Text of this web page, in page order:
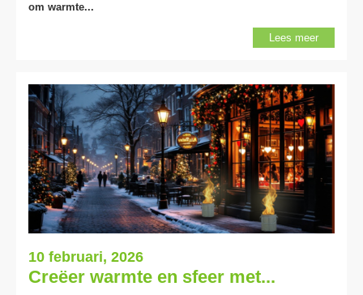
om warmte...
Lees meer
10 februari, 2026
Creëer warmte en sfeer met...